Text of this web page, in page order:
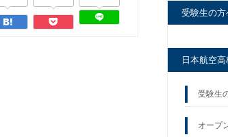
受験生の
日本航空
受験生
オープ